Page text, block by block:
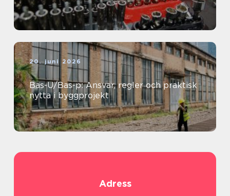
20. juni 2026
Bas-U/Bas-p: Ansvar, regler och praktisk
nytta i byggprojekt
Adress